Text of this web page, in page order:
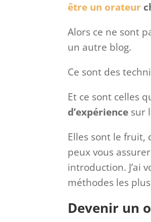
être un orateur
Alors ce ne sont
un autre blog.
Ce sont des
Et ce sont celles
d’expérience sur
Elles sont le fruit,
peux vous
introduction. J’ai
méthodes les
Devenir un